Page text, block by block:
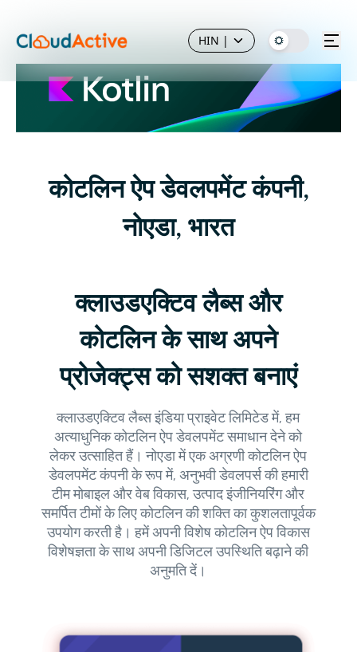
HIN |
कोटलिन ऐप डेवलपमेंट कंपनी,
नोएडा, भारत
क्लाउडएक्टिव लैब्स और
कोटलिन के साथ अपने
प्रोजेक्ट्स को सशक्त बनाएं
क्लाउडएक्टिव लैब्स इंडिया प्राइवेट लिमिटेड में, हम
अत्याधुनिक कोटलिन ऐप डेवलपमेंट समाधान देने को
लेकर उत्साहित हैं। नोएडा में एक अग्रणी कोटलिन ऐप
डेवलपमेंट कंपनी के रूप में, अनुभवी डेवलपर्स की हमारी
टीम मोबाइल और वेब विकास, उत्पाद इंजीनियरिंग और
समर्पित टीमों के लिए कोटलिन की शक्ति का कुशलतापूर्वक
उपयोग करती है। हमें अपनी विशेष कोटलिन ऐप विकास
विशेषज्ञता के साथ अपनी डिजिटल उपस्थिति बढ़ाने की
अनुमति दें।